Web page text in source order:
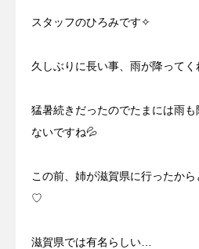
スタッフのひろみです✧
久しぶりに長い事、雨が降って
猛暑続きだったのでたまには雨
ないですね💦
この前、姉が滋賀県に行ったか
♡
滋賀県では有名らしい…